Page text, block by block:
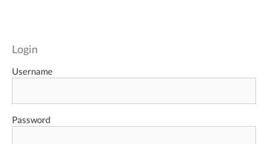
Login
Username
Password